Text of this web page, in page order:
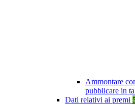
Ammontare
pubblicare in
Dati relativi ai premi